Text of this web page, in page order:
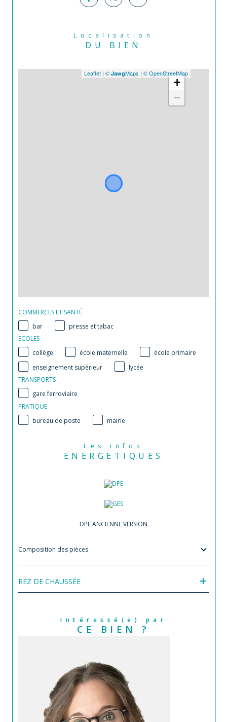
Localisation
DU BIEN
+
−
Leaflet | © JawgMaps | © OpenStreetMap
COMMERCES ET SANTÉ
bar
presse et tabac
ECOLES
collège
école maternelle
école primaire
enseignement supérieur
lycée
TRANSPORTS
gare ferroviaire
PRATIQUE
bureau de poste
mairie
Les infos
ENERGETIQUES
DPE ANCIENNE VERSION
Composition des pièces
REZ DE CHAUSSÉE
Intéressé(e) par
CE BIEN ?